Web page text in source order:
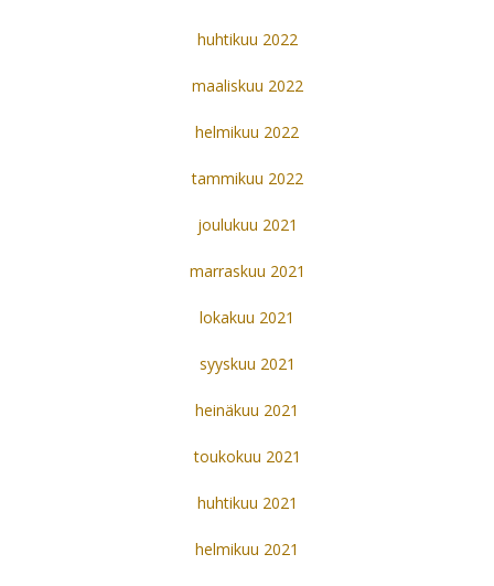
huhtikuu 2022
maaliskuu 2022
helmikuu 2022
tammikuu 2022
joulukuu 2021
marraskuu 2021
lokakuu 2021
syyskuu 2021
heinäkuu 2021
toukokuu 2021
huhtikuu 2021
helmikuu 2021